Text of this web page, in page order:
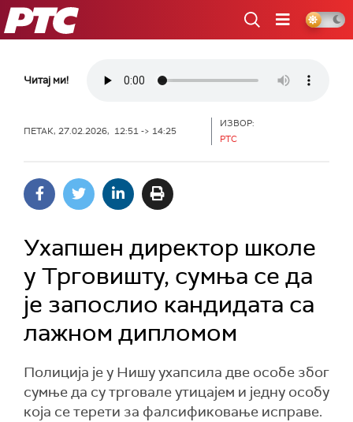
РТС
Читај ми!
ПЕТАК, 27.02.2026, 12:51 -> 14:25
ИЗВОР:
РТС
Ухапшен директор школе
у Трговишту, сумња се да
је запослио кандидата са
лажном дипломом
Полиција је у Нишу ухапсила две особе због
сумње да су трговале утицајем и једну особу
која се терети за фалсификовање исправе.